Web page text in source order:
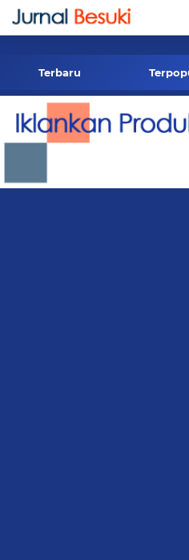
-->
Terbaru